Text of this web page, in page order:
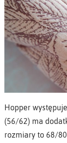
Hopper
(56/62) ma
rozmiary to 68/